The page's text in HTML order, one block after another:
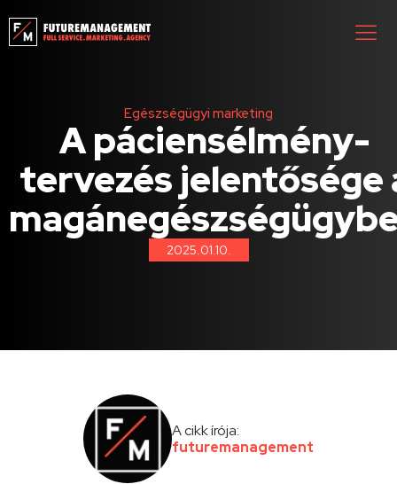
Egészségügyi marketing
A páciensélmény-
tervezés jelentősége
2025.01.10.
A cikk írója:
futuremanagement